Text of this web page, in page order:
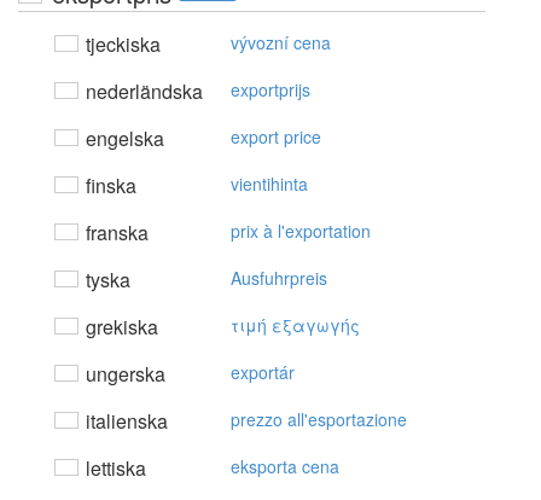
tjeckiska vývozní cena
nederländska exportprijs
engelska export price
finska vientihinta
franska prix à l'exportation
tyska Ausfuhrpreis
grekiska τιμή εξαγωγής
ungerska exportár
italienska prezzo all'esportazione
lettiska eksporta cena